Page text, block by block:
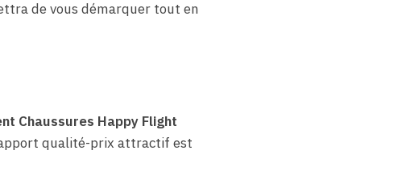
de vous démarquer tout en
Chaussures Happy Flight
qualité-prix attractif est